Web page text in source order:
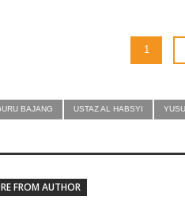
1
BAJANG USTAZ AL HABSYI
FROM AUTHOR